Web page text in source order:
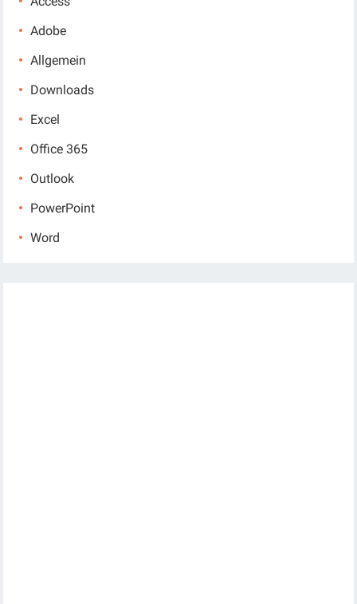
Adobe
Allgemein
Downloads
Excel
Office 365
Outlook
PowerPoint
Word